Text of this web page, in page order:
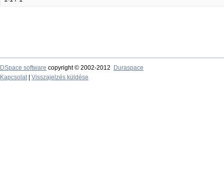
DSpace software copyright © 2002-2012
Duraspace
Kapcsolat| Visszajelzés küldése